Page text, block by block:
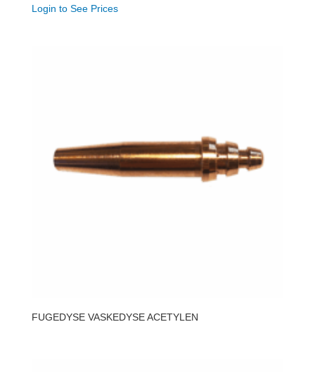
Login to See Prices
FUGEDYSE VASKEDYSE ACETYLEN